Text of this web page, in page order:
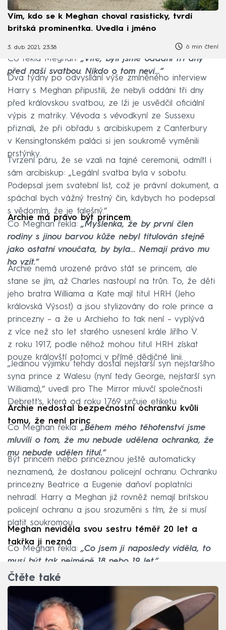
Vím, kdo se k Meghan choval rasisticky, tvrdí
britská prominentka. Uvedla i jméno
3. dub 2021, 23:38 6 min čtení
Co řekla Meghan:„Víte, byli jsme oddáni tři dny
před naší svatbou. Nikdo o tom neví…“
Dva týdny po odvysílání výše zmíněného interview
Harry s Meghan připustili, že nebyli oddáni tři dny
před královskou svatbou, ze lži je usvědčil oficiální
výpis z matriky. Vévoda s vévodkyní ze Sussexu
přiznali, že při obřadu s arcibiskupem z Canterbury
v Kensingtonském paláci si jen soukromě vyměnili
prstýnky.
Tvrzení páru, že se vzali na tajné ceremonii, odmítl i
sám arcibiskup: „Legální svatba byla v sobotu.
Podepsal jsem svatební list, což je právní dokument, a
spáchal bych vážný trestný čin, kdybych ho podepsal
s vědomím, že je falešný.“
Archie má právo být princem
Co Meghan řekla:„Myšlenka, že by první člen
rodiny s jinou barvou kůže nebyl titulován stejně
jako ostatní vnoučata, by byla… Nemají právo mu
ho vzít.“
Archie nemá urozené právo stát se princem, ale
stane se jím, až Charles nastoupí na trůn. To, že děti
jeho bratra Williama a Kate mají titul HRH (Jeho
královská Výsost) a jsou stylizovány do role prince a
princezny – a že u Archieho to tak není – vyplývá
z více než sto let starého usnesení krále Jiřího V.
z roku 1917, podle něhož mohou titul HRH získat
pouze královští potomci v přímé dědičné linii.
„Jedinou výjimku tehdy dostal nejstarší syn nejstaršího
syna prince z Walesu (nyní tedy George, nejstarší syn
Williama),“ uvedl pro The Mirror mluvčí společnosti
Debrett's, která od roku 1769 určuje etiketu.
Archie nedostal bezpečnostní ochranku kvůli
tomu, že není princ
Co Meghan řekla:„Během mého těhotenství jsme
mluvili o tom, že mu nebude udělena ochranka, že
mu nebude udělen titul.“
Být princem nebo princeznou ještě automaticky
neznamená, že dostanou policejní ochranu. Ochranku
princezny Beatrice a Eugenie daňoví poplatníci
nehradí. Harry a Meghan již rovněž nemají britskou
policejní ochranu a jsou srozuměni s tím, že si musí
platit soukromou.
Meghan neviděla svou sestru téměř 20 let a
takřka ji nezná
Co Meghan řekla:„Co jsem ji naposledy viděla, to
musí být tak nejméně 18 nebo 19 let.“
Čtěte také